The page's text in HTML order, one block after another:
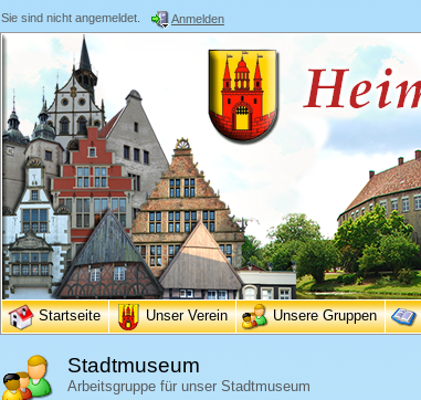
Sie sind nicht angemeldet. Anmelden
Startseite Unser Verein Unsere Gruppen
Stadtmuseum
Arbeitsgruppe für unser Stadtmuseum